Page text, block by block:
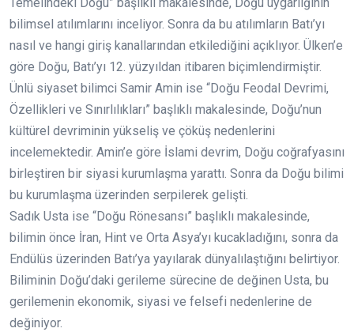
Temelindeki Doğu” başlıklı makalesinde, Doğu uygarlığının
bilimsel atılımlarını inceliyor. Sonra da bu atılımların Batı’yı
nasıl ve hangi giriş kanallarından etkilediğini açıklıyor. Ülken’e
göre Doğu, Batı’yı 12. yüzyıldan itibaren biçimlendirmiştir.
Ünlü siyaset bilimci Samir Amin ise “Doğu Feodal Devrimi,
Özellikleri ve Sınırlılıkları” başlıklı makalesinde, Doğu’nun
kültürel devriminin yükseliş ve çöküş nedenlerini
incelemektedir. Amin’e göre İslami devrim, Doğu coğrafyasını
birleştiren bir siyasi kurumlaşma yarattı. Sonra da Doğu bilimi
bu kurumlaşma üzerinden serpilerek gelişti.
Sadık Usta ise “Doğu Rönesansı” başlıklı makalesinde,
bilimin önce İran, Hint ve Orta Asya’yı kucakladığını, sonra da
Endülüs üzerinden Batı’ya yayılarak dünyalılaştığını belirtiyor.
Biliminin Doğu’daki gerileme sürecine de değinen Usta, bu
gerilemenin ekonomik, siyasi ve felsefi nedenlerine de
değiniyor.